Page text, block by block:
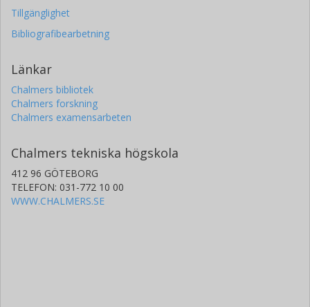
Tillgänglighet
Bibliografibearbetning
Länkar
Chalmers bibliotek
Chalmers forskning
Chalmers examensarbeten
Chalmers tekniska högskola
412 96 GÖTEBORG
TELEFON: 031-772 10 00
WWW.CHALMERS.SE